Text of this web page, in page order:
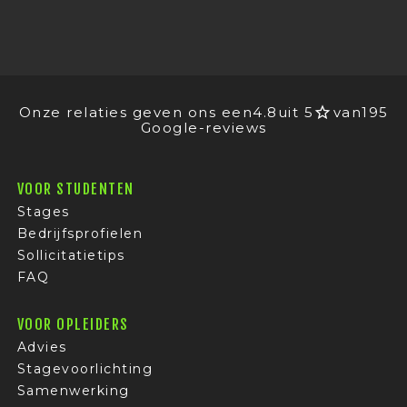
Onze relaties geven ons een4.8 uit 5 van195
Google-reviews
VOOR STUDENTEN
Stages
Bedrijfsprofielen
Sollicitatietips
FAQ
VOOR OPLEIDERS
Advies
Stagevoorlichting
Samenwerking